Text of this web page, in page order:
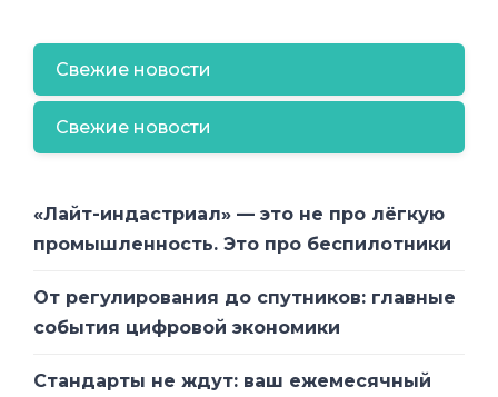
Свежие новости
Свежие новости
«Лайт-индастриал» — это не про лёгкую
промышленность. Это про беспилотники
От регулирования до спутников: главные
события цифровой экономики
Стандарты не ждут: ваш ежемесячный